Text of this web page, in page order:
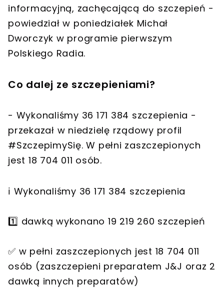
informacyjną, zachęcającą do szczepień -
powiedział w poniedziałek Michał
Dworczyk w programie pierwszym
Polskiego Radia.
Co dalej ze szczepieniami?
- Wykonaliśmy 36 171 384 szczepienia -
przekazał w niedzielę rządowy profil
#SzczepimySię. W pełni zaszczepionych
jest 18 704 011 osób.
ℹ️ Wykonaliśmy 36 171 384 szczepienia
1️⃣ dawką wykonano 19 219 260 szczepień
✅ w pełni zaszczepionych jest 18 704 011
osób (zaszczepieni preparatem J&J oraz 2
dawką innych preparatów)